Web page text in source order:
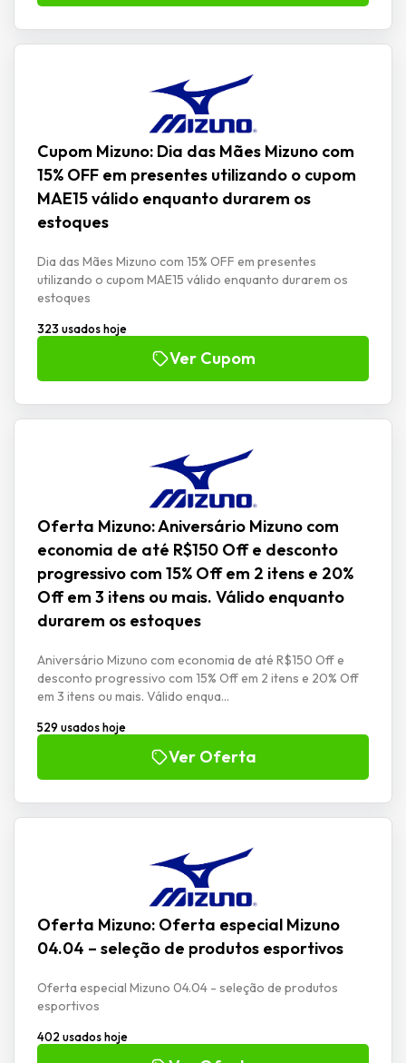
Cupom Mizuno: Dia das Mães Mizuno com
15% OFF em presentes utilizando o cupom
MAE15 válido enquanto durarem os
estoques
Dia das Mães Mizuno com 15% OFF em presentes
utilizando o cupom MAE15 válido enquanto durarem os
estoques
323 usados hoje
Ver Cupom
Oferta Mizuno: Aniversário Mizuno com
economia de até R$150 Off e desconto
progressivo com 15% Off em 2 itens e 20%
Off em 3 itens ou mais. Válido enquanto
durarem os estoques
Aniversário Mizuno com economia de até R$150 Off e
desconto progressivo com 15% Off em 2 itens e 20% Off
em 3 itens ou mais. Válido enqua...
529 usados hoje
Ver Oferta
Oferta Mizuno: Oferta especial Mizuno
04.04 – seleção de produtos esportivos
Oferta especial Mizuno 04.04 - seleção de produtos
esportivos
402 usados hoje